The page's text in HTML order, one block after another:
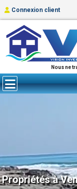
Nous ne
Connexion client
Propriétés à